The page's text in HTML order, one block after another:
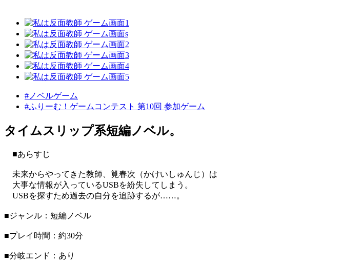
#ノベルゲーム
#ふりーむ！ゲームコンテスト 第10回 参加ゲーム
タイムスリップ系短編ノベル。
■あらすじ
未来からやってきた教師、筧春次（かけいしゅんじ）は
大事な情報が入っているUSBを紛失してしまう。
USBを探すため過去の自分を追跡するが……。
■ジャンル：短編ノベル
■プレイ時間：約30分
■分岐エンド：あり